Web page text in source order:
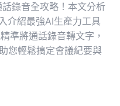
錄音全攻略！本文分析
介紹最強AI生產力工具
準將通話錄音轉文字，
您輕鬆搞定會議紀要與